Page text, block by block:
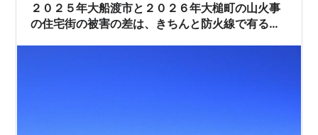
２０２５年大船渡市と２０２６年大槌町の山火事
の住宅街の被害の差は、きちんと防火線で有る道